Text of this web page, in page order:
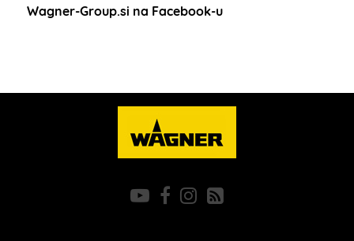
Wagner-Group.si na Facebook-u